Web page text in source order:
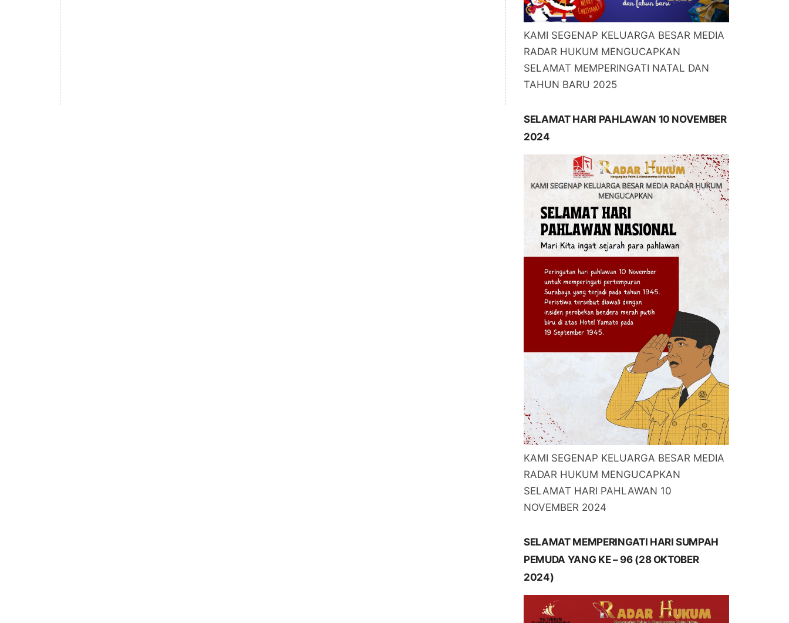
KAMI SEGENAP KELUARGA BESAR MEDIA
RADAR HUKUM MENGUCAPKAN
SELAMAT MEMPERINGATI NATAL DAN
TAHUN BARU 2025
SELAMAT HARI PAHLAWAN 10 NOVEMBER
2024
KAMI SEGENAP KELUARGA BESAR MEDIA
RADAR HUKUM MENGUCAPKAN
SELAMAT HARI PAHLAWAN 10
NOVEMBER 2024
SELAMAT MEMPERINGATI HARI SUMPAH
PEMUDA YANG KE – 96 (28 OKTOBER
2024)